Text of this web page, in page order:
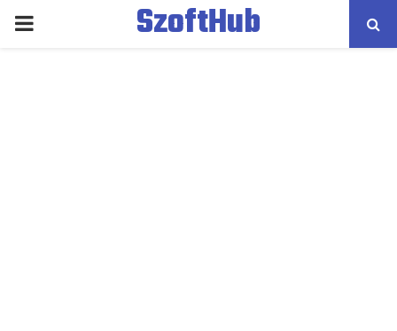
PRIMARY
SzoftHub